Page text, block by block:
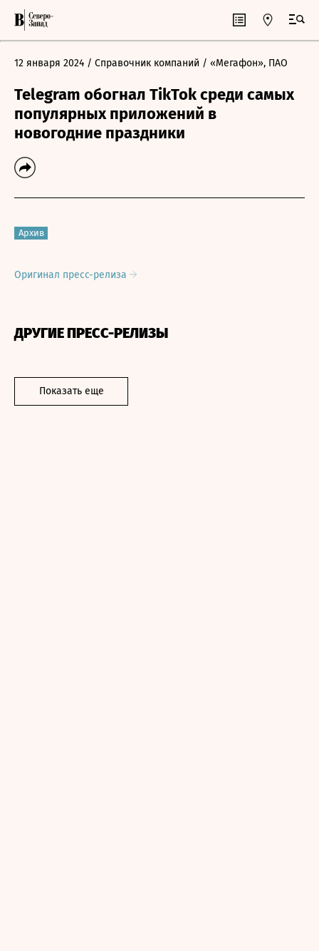
12 января 2024 / Справочник компаний / «Мегафон», ПАО
Telegram обогнал TikTok среди самых
популярных приложений в
новогодние праздники
Архив
Оригинал пресс-релиза
ДРУГИЕ ПРЕСС-РЕЛИЗЫ
Показать еще